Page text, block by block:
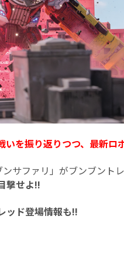
いを振り返りつつ、最新ロ
サファリ」がブンブント
撃せよ!!
ッド登場情報も!!